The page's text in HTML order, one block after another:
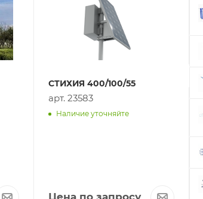
СТИХИЯ 400/100/55
арт. 23583
Наличие уточняйте
Цена по запросу